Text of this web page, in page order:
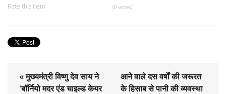
Rate this item (0 votes)
« मुख्यमंत्री विष्णु देव साय ने
'बॉर्नियो मदर एंड चाइल्ड केयर
आने वाले दस वर्षों की जरूरत
के हिसाब से पानी की व्यवस्था